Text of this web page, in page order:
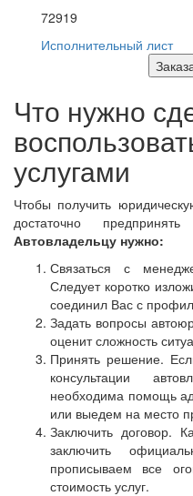
72919
Исполнительный лист
Что нужно
услугами
Чтобы получить
достаточно
Автовладельцу нужно:
Связаться с
Следует коротко
соединил Вас с
Задать вопросы
оценит сложность
Принять решение.
консультации
необходима помощь
или выедем на место
Заключить договор.
заключить
прописываем все
стоимость услуг.